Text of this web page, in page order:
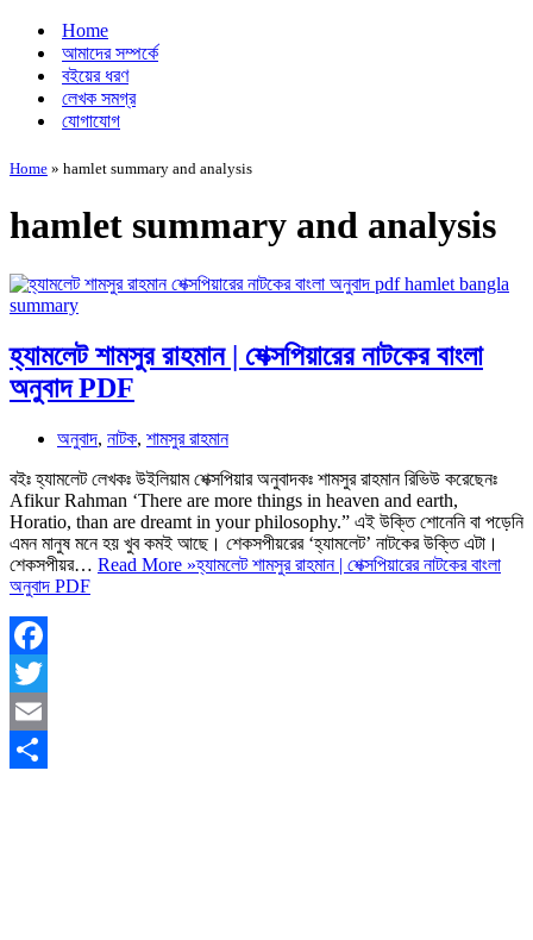
Home
আমাদের সম্পর্কে
বইয়ের ধরণ
লেখক সমগ্র
যোগাযোগ
Home » hamlet summary and analysis
hamlet summary and analysis
হ্যামলেট শামসুর রাহমান | শেক্সপিয়ারের নাটকের বাংলা
অনুবাদ PDF
অনুবাদ, নাটক, শামসুর রাহমান
বইঃ হ্যামলেট লেখকঃ উইলিয়াম শেক্সপিয়ার অনুবাদকঃ শামসুর রাহমান রিভিউ করেছেনঃ
Afikur Rahman ‘There are more things in heaven and earth,
Horatio, than are dreamt in your philosophy.” এই উক্তি শোনেনি বা পড়েনি
এমন মানুষ মনে হয় খুব কমই আছে। শেকসপীয়রের ‘হ্যামলেট’ নাটকের উক্তি এটা।
শেকসপীয়র… Read More »হ্যামলেট শামসুর রাহমান | শেক্সপিয়ারের নাটকের বাংলা
অনুবাদ PDF
Facebook
Twitter
Email